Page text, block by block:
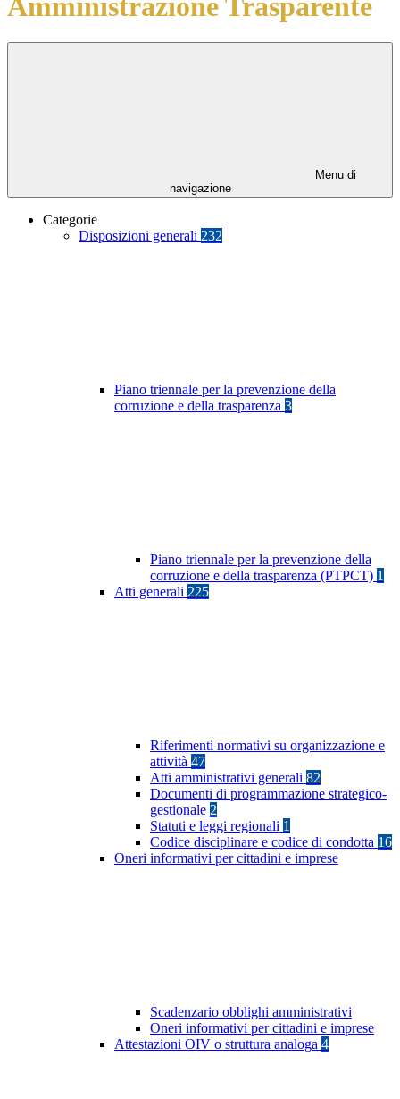
Menu di
navigazione
Categorie
Disposizioni generali 232
Piano triennale per la prevenzione della
corruzione e della trasparenza 3
Piano triennale per la prevenzione della
corruzione e della trasparenza (PTPCT) 1
Atti generali 225
Riferimenti normativi su organizzazione e
attività 47
Atti amministrativi generali 82
Documenti di programmazione strategico-
gestionale 2
Statuti e leggi regionali 1
Codice disciplinare e codice di condotta 16
Oneri informativi per cittadini e imprese
Scadenzario obblighi amministrativi
Oneri informativi per cittadini e imprese
Attestazioni OIV o struttura analoga 4